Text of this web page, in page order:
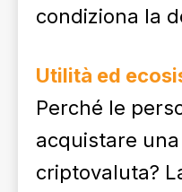
condiziona la
Utilità ed
Perché le
acquistare
criptovaluta?